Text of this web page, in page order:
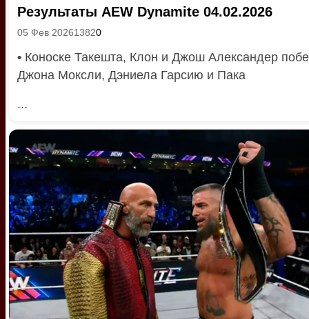
Результаты AEW Dynamite 04.02.2026
05 Фев 202613820
• Коноске Такешта, Клон и Джош Александер
Джона Моксли, Дэниела Гарсию и Пака
...